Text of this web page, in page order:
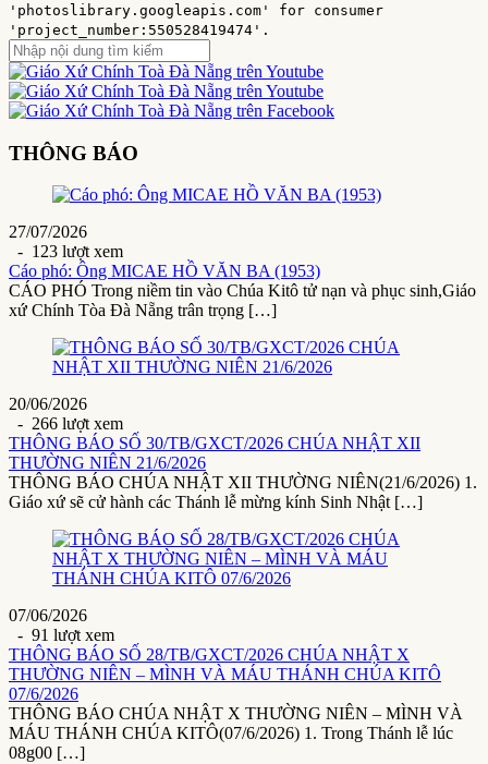
'photoslibrary.googleapis.com' for consumer
'project_number:550528419474'.
THÔNG BÁO
27/07/2026
- 123 lượt xem
Cáo phó: Ông MICAE HỒ VĂN BA (1953)
CÁO PHÓ Trong niềm tin vào Chúa Kitô tử nạn và phục sinh,Giáo
xứ Chính Tòa Đà Nẵng trân trọng […]
20/06/2026
- 266 lượt xem
THÔNG BÁO SỐ 30/TB/GXCT/2026 CHÚA NHẬT XII
THƯỜNG NIÊN 21/6/2026
THÔNG BÁO CHÚA NHẬT XII THƯỜNG NIÊN(21/6/2026) 1.
Giáo xứ sẽ cử hành các Thánh lễ mừng kính Sinh Nhật […]
07/06/2026
- 91 lượt xem
THÔNG BÁO SỐ 28/TB/GXCT/2026 CHÚA NHẬT X
THƯỜNG NIÊN – MÌNH VÀ MÁU THÁNH CHÚA KITÔ
07/6/2026
THÔNG BÁO CHÚA NHẬT X THƯỜNG NIÊN – MÌNH VÀ
MÁU THÁNH CHÚA KITÔ(07/6/2026) 1. Trong Thánh lễ lúc
08g00 […]